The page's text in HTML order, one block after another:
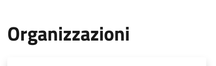
Organizzazioni